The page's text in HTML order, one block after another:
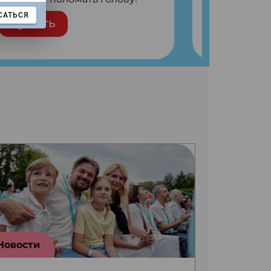
Шифры и
Плетем
запутанные поделки
коды 3 комикса
Купить